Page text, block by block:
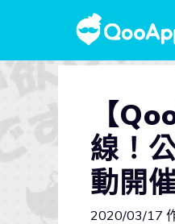
【
線！
動開
2020/03/17